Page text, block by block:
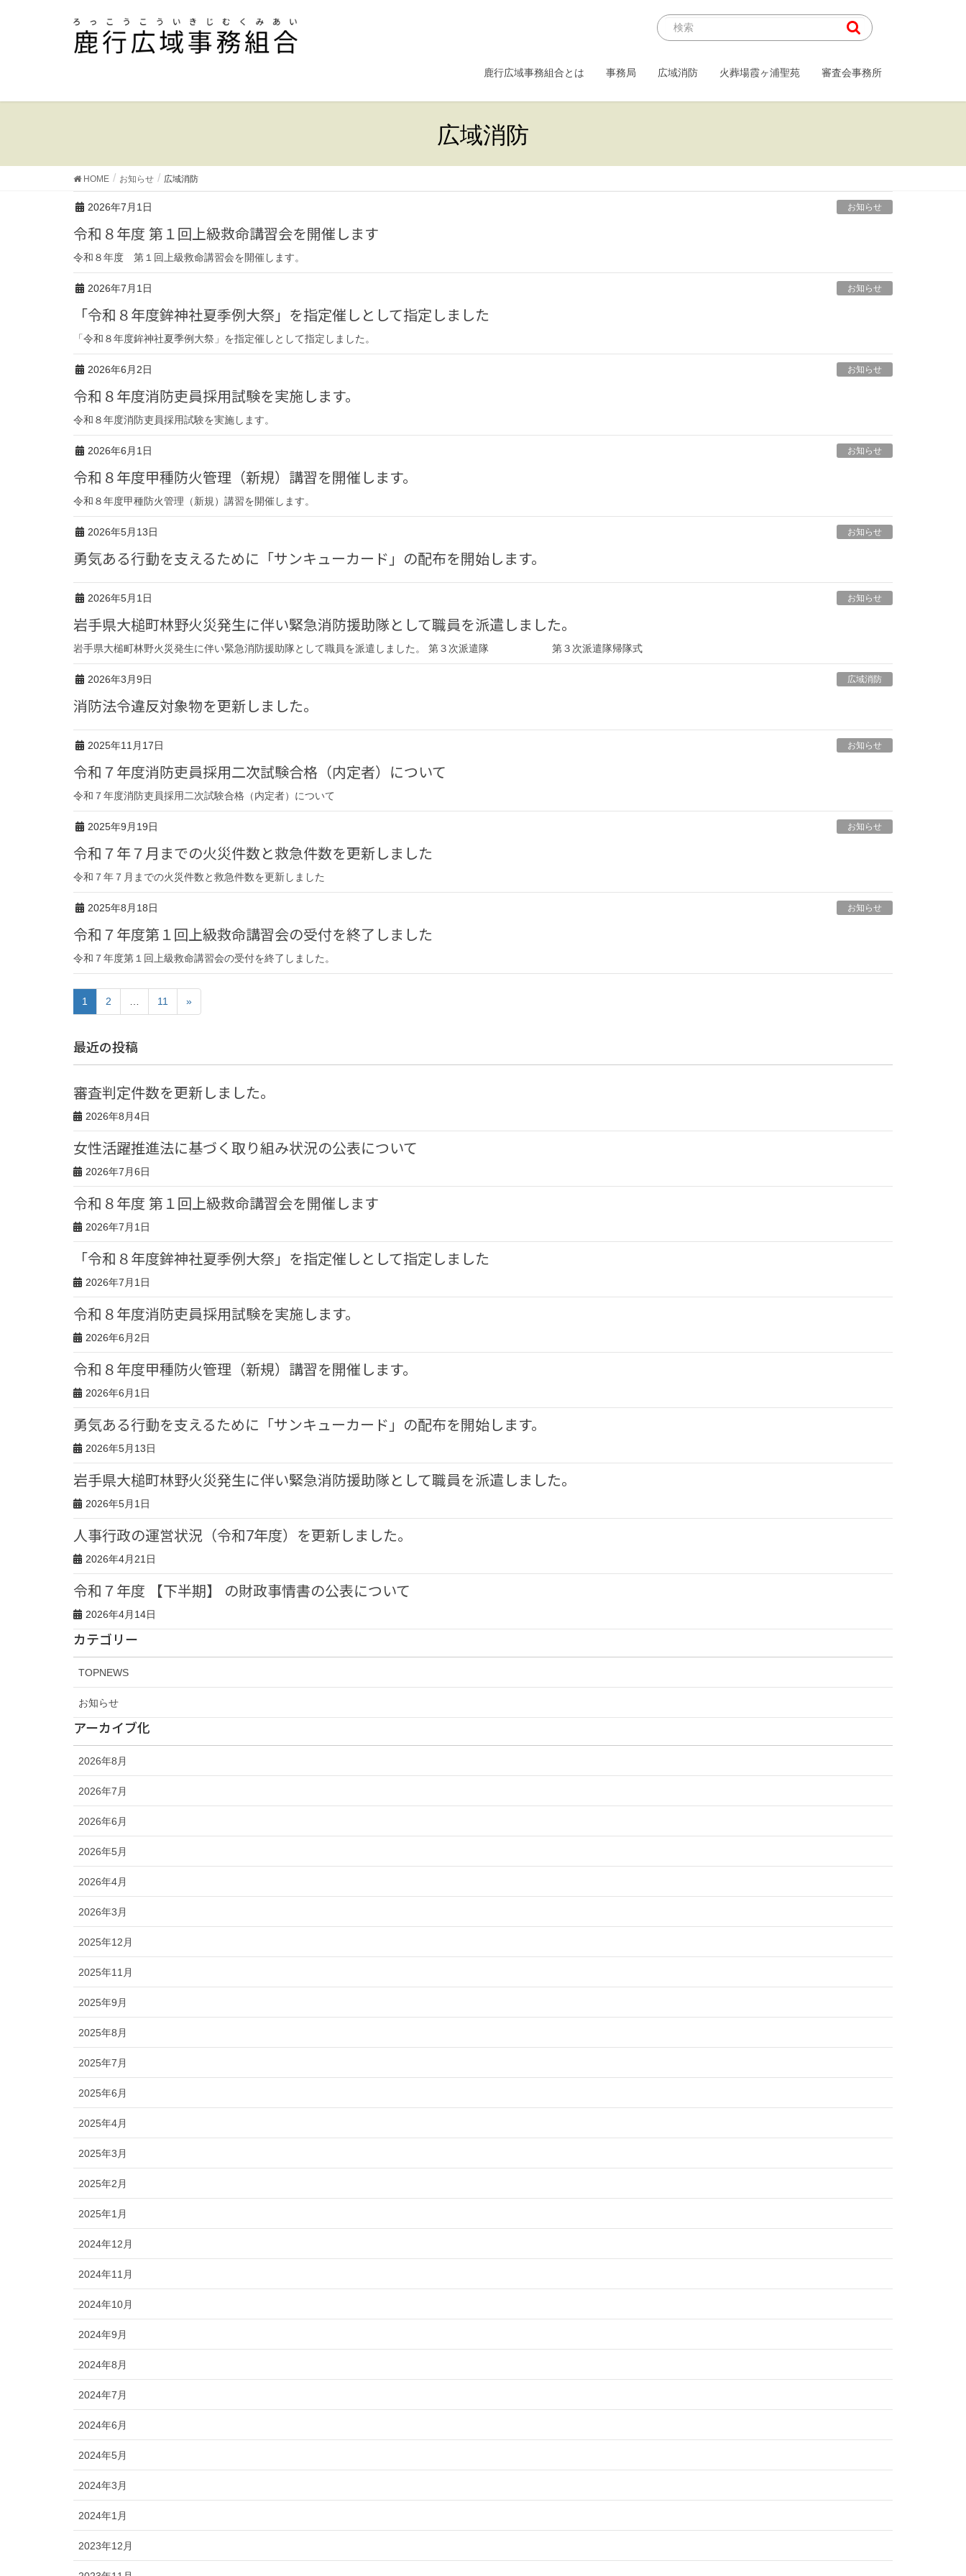
鹿行広域事務組合とは 事務局 広域消防 火葬場霞ヶ浦聖苑 審査会事務所
広域消防
HOME お知らせ 広域消防
2026年7月1日 お知らせ
令和８年度 第１回上級救命講習会を開催します
令和８年度 第１回上級救命講習会を開催します。
2026年7月1日 お知らせ
「令和８年度鉾神社夏季例大祭」を指定催しとして指定しました
「令和８年度鉾神社夏季例大祭」を指定催しとして指定しました。
2026年6月2日 お知らせ
令和８年度消防吏員採用試験を実施します。
令和８年度消防吏員採用試験を実施します。
2026年6月1日 お知らせ
令和８年度甲種防火管理（新規）講習を開催します。
令和８年度甲種防火管理（新規）講習を開催します。
2026年5月13日 お知らせ
勇気ある行動を支えるために「サンキューカード」の配布を開始します。
2026年5月1日 お知らせ
岩手県大槌町林野火災発生に伴い緊急消防援助隊として職員を派遣しました。
岩手県大槌町林野火災発生に伴い緊急消防援助隊として職員を派遣しました。 第３次派遣隊 第３次派遣隊帰隊式
2026年3月9日 広域消防
消防法令違反対象物を更新しました。
2025年11月17日 お知らせ
令和７年度消防吏員採用二次試験合格（内定者）について
令和７年度消防吏員採用二次試験合格（内定者）について
2025年9月19日 お知らせ
令和７年７月までの火災件数と救急件数を更新しました
令和７年７月までの火災件数と救急件数を更新しました
2025年8月18日 お知らせ
令和７年度第１回上級救命講習会の受付を終了しました
令和７年度第１回上級救命講習会の受付を終了しました。
1 2 11 »
最近の投稿
審査判定件数を更新しました。
2026年8月4日
女性活躍推進法に基づく取り組み状況の公表について
2026年7月6日
令和８年度 第１回上級救命講習会を開催します
2026年7月1日
「令和８年度鉾神社夏季例大祭」を指定催しとして指定しました
2026年7月1日
令和８年度消防吏員採用試験を実施します。
2026年6月2日
令和８年度甲種防火管理（新規）講習を開催します。
2026年6月1日
勇気ある行動を支えるために「サンキューカード」の配布を開始します。
2026年5月13日
岩手県大槌町林野火災発生に伴い緊急消防援助隊として職員を派遣しました。
2026年5月1日
人事行政の運営状況（令和7年度）を更新しました。
2026年4月21日
令和７年度 【下半期】 の財政事情書の公表について
2026年4月14日
カテゴリー
TOPNEWS
お知らせ
アーカイブ化
2026年8月
2026年7月
2026年6月
2026年5月
2026年4月
2026年3月
2025年12月
2025年11月
2025年9月
2025年8月
2025年7月
2025年6月
2025年4月
2025年3月
2025年2月
2025年1月
2024年12月
2024年11月
2024年10月
2024年9月
2024年8月
2024年7月
2024年6月
2024年5月
2024年3月
2024年1月
2023年12月